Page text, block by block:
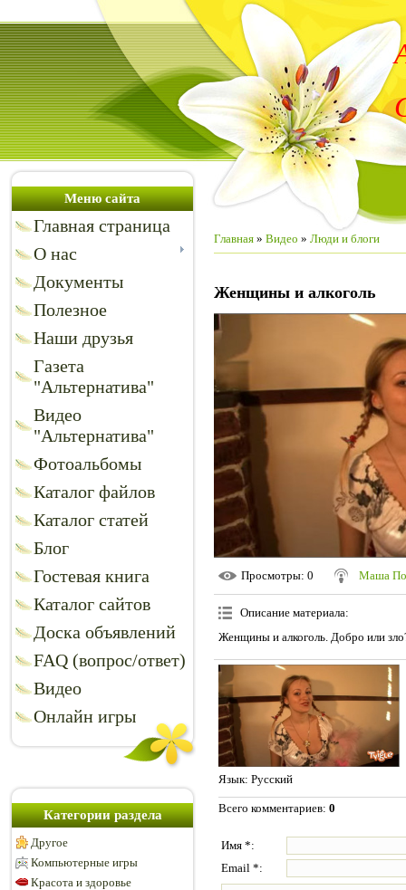
Меню сайта
Главная страница
О нас
Документы
Полезное
Наши друзья
Газета
"Альтернатива"
Видео
"Альтернатива"
Фотоальбомы
Каталог файлов
Каталог статей
Блог
Гостевая книга
Каталог сайтов
Доска объявлений
FAQ (вопрос/ответ)
Видео
Онлайн игры
Категории раздела
Другое
Компьютерные игры
Красота и здоровье
Главная » Видео » Люди и блоги
Женщины и алкоголь
Просмотры: 0 Маша
Описание материала:
Женщины и алкоголь. Добро или
Язык: Русский
Всего комментариев: 0
Имя *:
Email *: